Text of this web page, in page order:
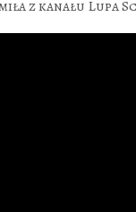
z kanału Lupa